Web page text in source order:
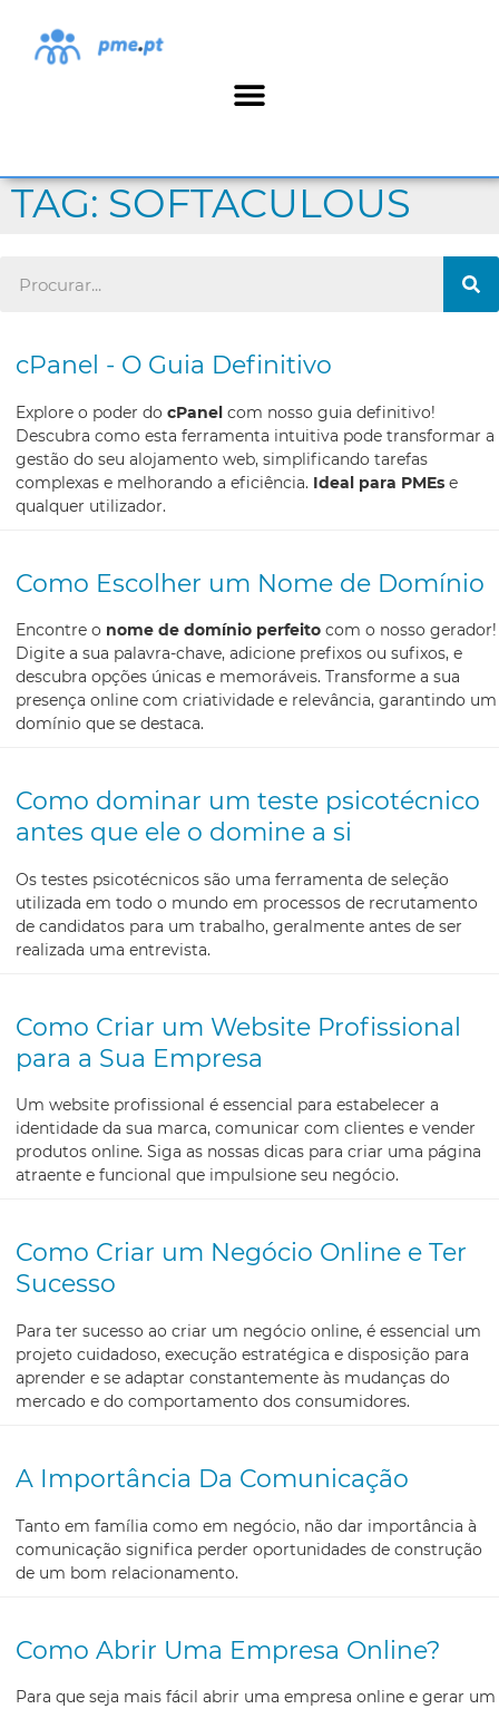
TAG: SOFTACULOUS
cPanel - O Guia Definitivo
Explore o poder do cPanel com nosso guia definitivo!
Descubra como esta ferramenta intuitiva pode transformar a
gestão do seu alojamento web, simplificando tarefas
complexas e melhorando a eficiência. Ideal para PMEs e
qualquer utilizador.
Como Escolher um Nome de Domínio
Encontre o nome de domínio perfeito com o nosso gerador!
Digite a sua palavra-chave, adicione prefixos ou sufixos, e
descubra opções únicas e memoráveis. Transforme a sua
presença online com criatividade e relevância, garantindo um
domínio que se destaca.
Como dominar um teste psicotécnico
antes que ele o domine a si
Os testes psicotécnicos são uma ferramenta de seleção
utilizada em todo o mundo em processos de recrutamento
de candidatos para um trabalho, geralmente antes de ser
realizada uma entrevista.
Como Criar um Website Profissional
para a Sua Empresa
Um website profissional é essencial para estabelecer a
identidade da sua marca, comunicar com clientes e vender
produtos online. Siga as nossas dicas para criar uma página
atraente e funcional que impulsione seu negócio.
Como Criar um Negócio Online e Ter
Sucesso
Para ter sucesso ao criar um negócio online, é essencial um
projeto cuidadoso, execução estratégica e disposição para
aprender e se adaptar constantemente às mudanças do
mercado e do comportamento dos consumidores.
A Importância Da Comunicação
Tanto em família como em negócio, não dar importância à
comunicação significa perder oportunidades de construção
de um bom relacionamento.
Como Abrir Uma Empresa Online?
Para que seja mais fácil abrir uma empresa online e gerar um